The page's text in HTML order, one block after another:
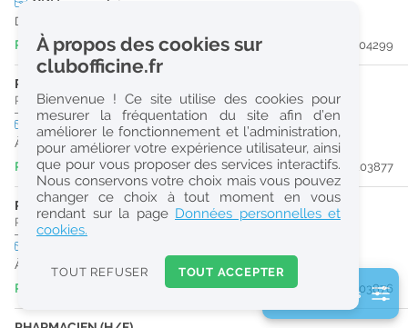
Réinitialiser
2
0
k
Consulter les offres de la France d'outre-mer
CDI temps plein
Dès que possible
Publiée il y a 7 heure(s)
#204299
PHARMACIEN (H/F)
Pharmacie d'Officine|69850 Saint-Martin-En-Haut
temps plein
À partir du 13/09/26
Publiée il y a 7 jour(s)
#203877
PHARMACIEN (H/F)
Pharmacie d'Officine 69850 Saint-Martin-En-Haut
À partir du 13/09/26
Publiée il y a 7 jour(s)
#203876
2 filtre(s) actifs
À propos des cookies sur
clubofficine.fr
Bienvenue ! Ce site utilise des cookies pour
mesurer la fréquentation du site afin d’en
améliorer le fonctionnement et l’administration,
pour améliorer votre expérience utilisateur, ainsi
que pour vous proposer des services interactifs.
Nous conservons votre choix mais vous pouvez
changer ce choix à tout moment en vous
rendant sur la page Données personnelles et
cookies.
TOUT REFUSER TOUT ACCEPTER